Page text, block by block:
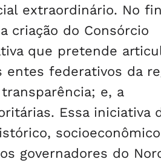
extraordinário. No
criação do Consórcio
que pretende
federativos da
e, a
Essa iniciativa
governadores do